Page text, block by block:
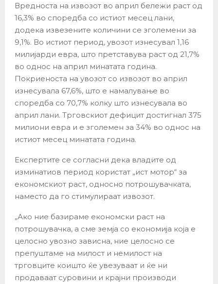
Вредноста на извозот во април бележи раст од
16,3% во споредба со истиот месец лани,
додека извезените количини се зголемени за
9,1%. Во истиот период, увозот изнесувал 1,16
милијарди евра, што претставува раст од 21,7%
во однос на април минатата година.
Покриеноста на увозот со извозот во април
изнесувала 67,6%, што е намалување во
споредба со 70,7% колку што изнесувала во
април лани. Трговскиот дефицит достигнал 375
милиони евра и е зголемен за 34% во однос на
истиот месец минатата година.
Експертите се согласни дека владите од
изминатиов период користат „ист мотор“ за
економскиот раст, односно потрошувачката,
наместо да го стимулираат извозот.
„Ако ние базираме економски раст на
потрошувачка, а сме земја со економија која е
целосно увозно зависна, ние целосно се
препуштаме на милост и немилост на
трговците коишто ќе увезуваат и ќе ни
продаваат суровини и крајни производи